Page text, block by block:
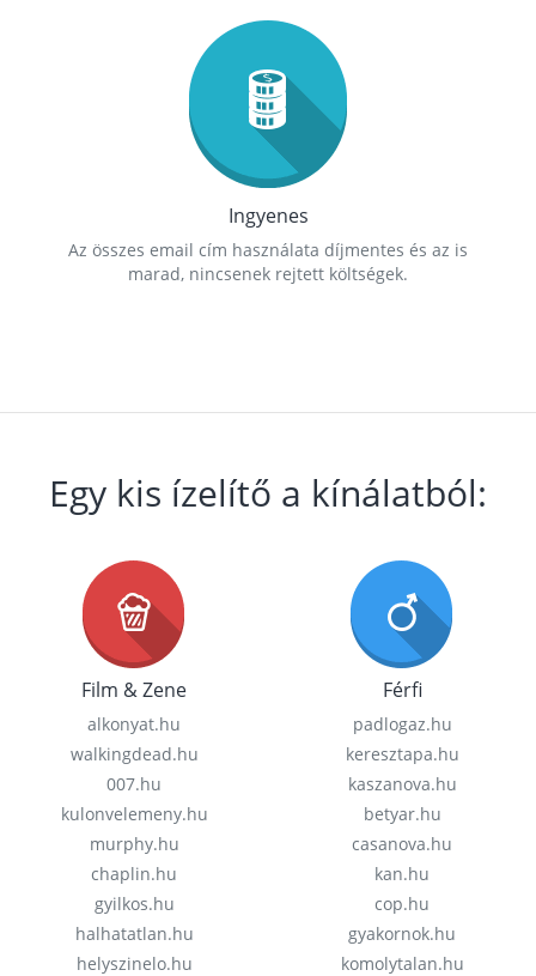
Ingyenes
Az összes email cím használata díjmentes és az is
marad, nincsenek rejtett költségek.
Egy kis ízelítő a kínálatból:
Film & Zene
alkonyat.hu
walkingdead.hu
007.hu
kulonvelemeny.hu
murphy.hu
chaplin.hu
gyilkos.hu
halhatatlan.hu
helyszinelo.hu
Férfi
padlogaz.hu
keresztapa.hu
kaszanova.hu
betyar.hu
casanova.hu
kan.hu
cop.hu
gyakornok.hu
komolytalan.hu